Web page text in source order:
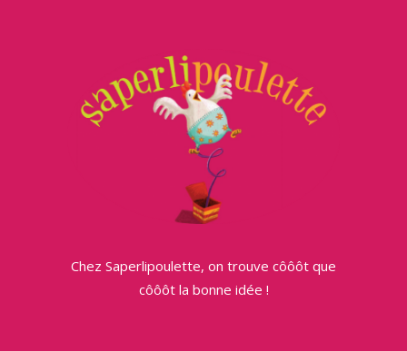
Chez Saperlipoulette, on trouve côôôt que
côôôt la bonne idée !